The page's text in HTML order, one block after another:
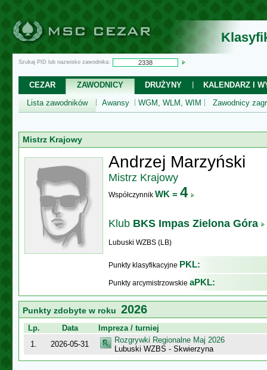
Szukaj PID lub nazwisko zawodnika:
CEZAR ZAWODNICY DRUŻYNY
KALENDARZ I
Lista zawodników
Awansy WGM, WLM, WIM Zawodnicy
Mistrz Krajowy
Andrzej Marzyński
Mistrz Krajowy
Współczynnik WK = 4
Klub BKS Impas Zielona Góra
Lubuski WZBS (LB)
Punkty klasyfikacyjne PKL:
Punkty arcymistrzowskie aPKL:
Punkty zdobyte w roku 2026
Lp. Data
Impreza / turniej
1.
2026-05-31
Rozgrywki Regionalne Maj 2026
Lubuski WZBS - Skwierzyna